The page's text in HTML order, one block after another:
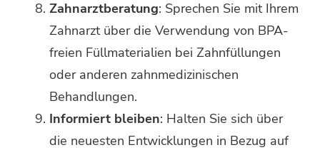
Zahnarztberatung: Sprechen Sie mit Ihrem
Zahnarzt über die Verwendung von BPA-
freien Füllmaterialien bei Zahnfüllungen
oder anderen zahnmedizinischen
Behandlungen.
Informiert bleiben: Halten Sie sich über
die neuesten Entwicklungen in Bezug auf